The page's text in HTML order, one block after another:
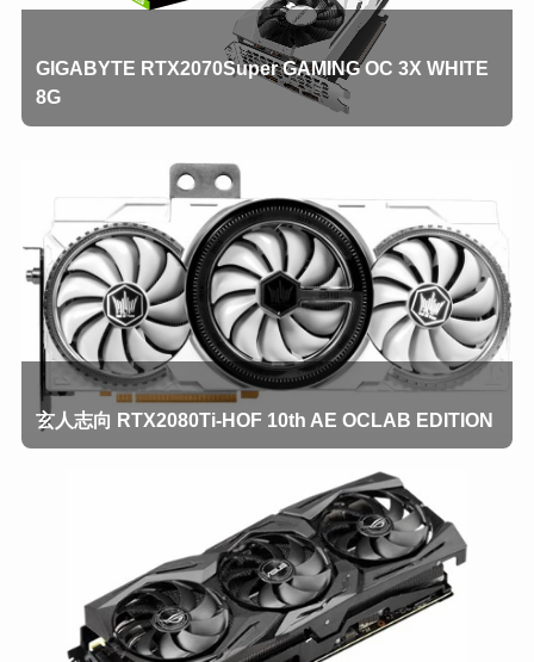
GIGABYTE RTX2070Super GAMING OC 3X WHITE
8G
玄人志向 RTX2080Ti-HOF 10th AE OCLAB EDITION